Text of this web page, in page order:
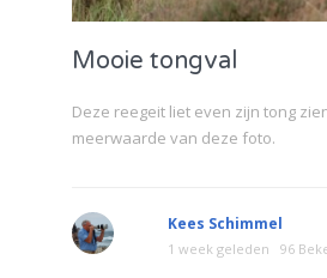
Mooie tongval
Deze reegeit liet even zijn tong
meerwaarde van deze foto.
Kees Schimmel
1 week geleden 96